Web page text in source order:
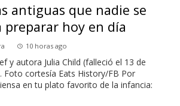
antiguas que nadie se
preparar hoy en día
10 horas ago
y autora Julia Child (falleció el 13 de
Foto cortesía Eats History/FB Por
en tu plato favorito de la infancia: